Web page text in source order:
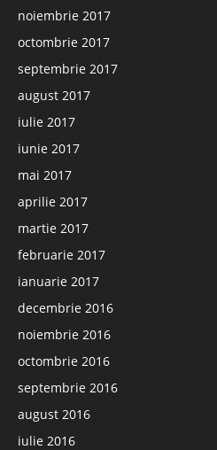
noiembrie 2017
octombrie 2017
septembrie 2017
august 2017
iulie 2017
iunie 2017
mai 2017
aprilie 2017
martie 2017
februarie 2017
ianuarie 2017
decembrie 2016
noiembrie 2016
octombrie 2016
septembrie 2016
august 2016
iulie 2016